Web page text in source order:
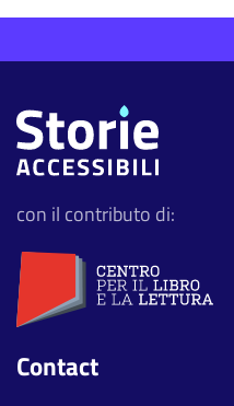
con il contributo di:
Contact